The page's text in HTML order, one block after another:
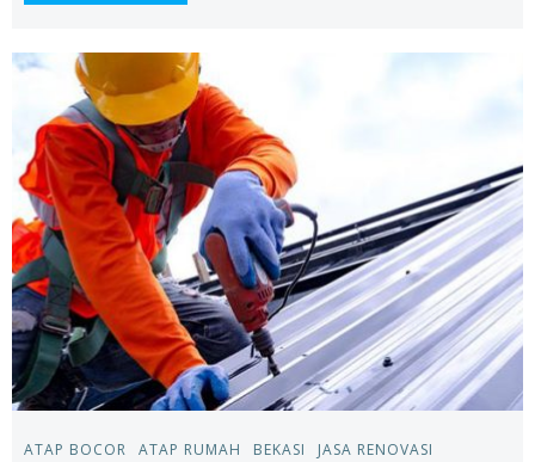
ATAP BOCOR ATAP RUMAH BEKASI
JASA RENOVASI